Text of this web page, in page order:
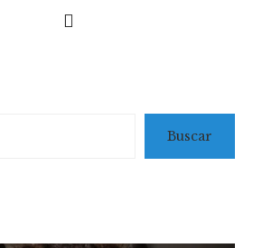
Buscar